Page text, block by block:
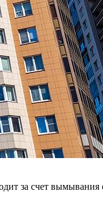
за счет